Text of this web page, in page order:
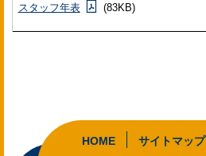
スタッフ年表 (83KB)
HOME サイトマップ